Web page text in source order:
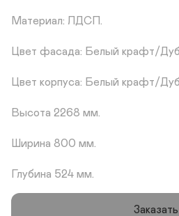
Материал: ЛДСП.
Цвет фасада: Белый крафт/
Цвет корпуса: Белый крафт/
Высота 2268 мм.
Ширина 800 мм.
Глубина 524 мм.
Заказать